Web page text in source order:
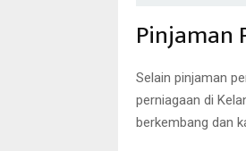
Pinjaman
Selain pinjaman
perniagaan di
berkembang dan